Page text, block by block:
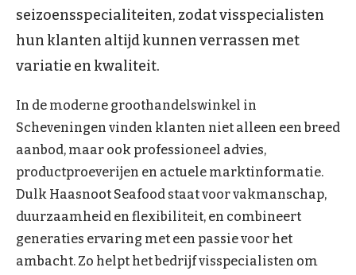
seizoensspecialiteiten, zodat visspecialisten
hun klanten altijd kunnen verrassen met
variatie en kwaliteit.
In de moderne groothandelswinkel in
Scheveningen vinden klanten niet alleen een breed
aanbod, maar ook professioneel advies,
productproeverijen en actuele marktinformatie.
Dulk Haasnoot Seafood staat voor vakmanschap,
duurzaamheid en flexibiliteit, en combineert
generaties ervaring met een passie voor het
ambacht. Zo helpt het bedrijf visspecialisten om